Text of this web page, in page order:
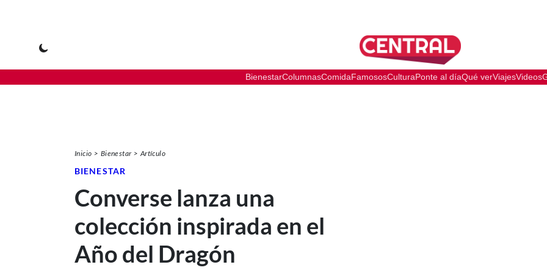
BienestarColumnasComidaFamososCulturaPonte al díaQué verViajesVideos
Inicio Bienestar Artículo
BIENESTAR
Converse lanza una
colección inspirada en el
Año del Dragón